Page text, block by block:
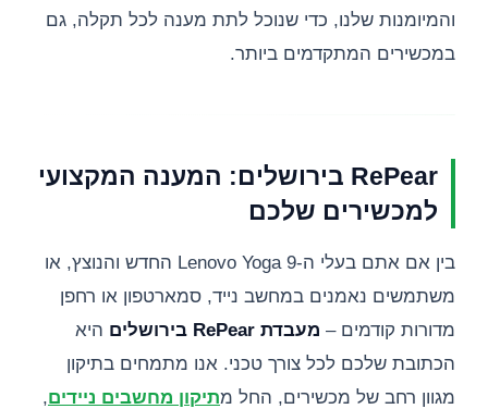
והמיומנות שלנו, כדי שנוכל לתת מענה לכל תקלה, גם
במכשירים המתקדמים ביותר.
RePear בירושלים: המענה המקצועי
למכשירים שלכם
בין אם אתם בעלי ה-Lenovo Yoga 9 החדש והנוצץ, או
משתמשים נאמנים במחשב נייד, סמארטפון או רחפן
מדורות קודמים – מעבדת RePear בירושלים
היא
הכתובת שלכם לכל צורך טכני. אנו מתמחים בתיקון
מגוון רחב של מכשירים, החל מתיקון מחשבים ניידים,